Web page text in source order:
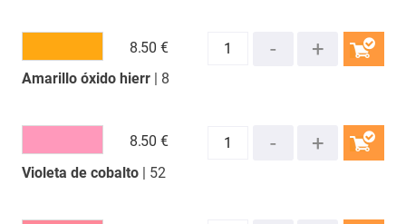
Amarillo óxido hierr| 8
8.50 €
Violeta de cobalto| 52
8.50 €